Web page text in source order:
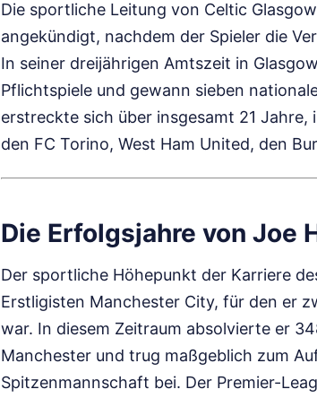
Die sportliche Leitung von Celtic
angekündigt, nachdem der Spieler die
In seiner dreijährigen Amtszeit in
Pflichtspiele und gewann sieben
erstreckte sich über insgesamt 21
den FC Torino, West Ham United, den
Die Erfolgsjahre von Joe
Der sportliche Höhepunkt der Karriere
Erstligisten Manchester City, für den er
war. In diesem Zeitraum absolvierte er
Manchester und trug maßgeblich zum
Spitzenmannschaft bei. Der Premier-